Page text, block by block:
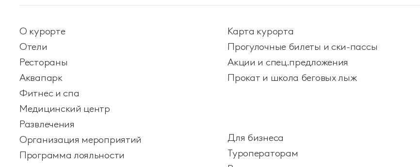
О курорте
Отели
Рестораны
Аквапарк
Фитнес и спа
Медицинский центр
Развлечения
Организация мероприятий
Программа лояльности
Карта курорта
Прогулочные билеты и ски-пассы
Акции и спец.предложения
Прокат и школа беговых лыж
Для бизнеса
Туроператорам